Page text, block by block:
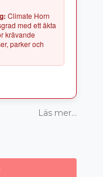
Climate Horn
med ett äkta
krävande
parker och
Läs mer...